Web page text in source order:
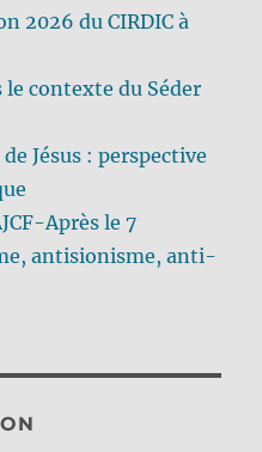
2026 du CIRDIC à
le contexte du Séder
Jésus : perspective
Après le 7
antisionisme, anti-